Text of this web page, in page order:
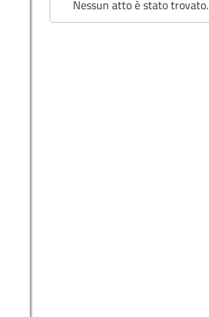
Nessun atto è stato trovato.